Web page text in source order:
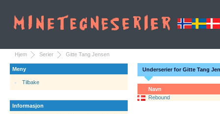
Hjem Serier Gitte Tang Jensen
Meny
Tilbake
Informasjon
Underserier for Gitte Tang
Navn
Rebound